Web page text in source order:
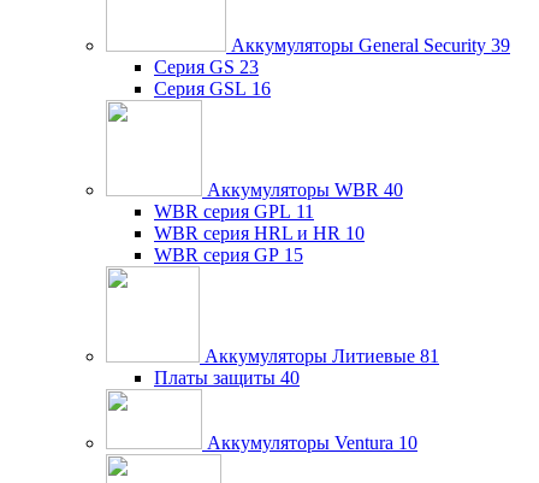
Аккумуляторы General Security 39
Серия GS 23
Серия GSL 16
Аккумуляторы WBR 40
WBR серия GPL 11
WBR серия HRL и HR 10
WBR серия GP 15
Аккумуляторы Литиевые 81
Платы защиты 40
Аккумуляторы Ventura 10